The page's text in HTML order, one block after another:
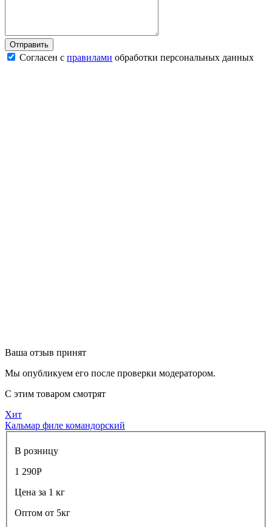
Согласен с правилами обработки персональных данных
Ваша отзыв принят
Мы опубликуем его после проверки модератором.
С этим товаром смотрят
Хит
Кальмар филе командорский
В розницу
1 290Р
Цена за 1 кг
Оптом от 5кг